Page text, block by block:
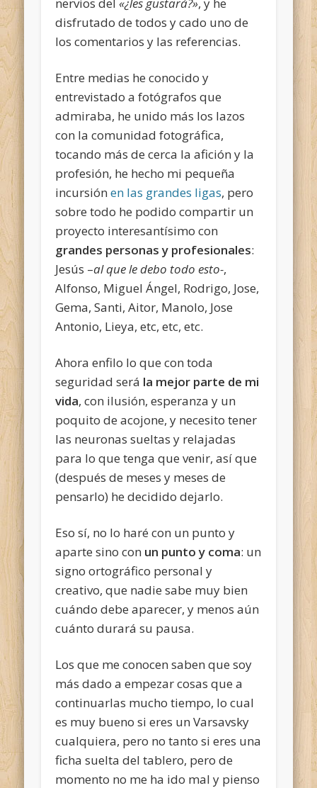
disfrutado de todos y cado uno de
los comentarios y las referencias.
Entre medias he conocido y
entrevistado a fotógrafos que
admiraba, he unido más los lazos
con la comunidad fotográfica,
tocando más de cerca la afición y la
profesión, he hecho mi pequeña
incursiónen las grandes ligas, pero
sobre todo he podido compartir un
proyecto interesantísimo con
grandes personas y profesionales:
Jesús –al que le debo todo esto-,
Alfonso, Miguel Ángel, Rodrigo, Jose,
Gema, Santi, Aitor, Manolo, Jose
Antonio, Lieya, etc, etc, etc.
Ahora enfilo lo que con toda
seguridad será la mejor parte de mi
vida, con ilusión, esperanza y un
poquito de acojone, y necesito tener
las neuronas sueltas y relajadas
para lo que tenga que venir, así que
(después de meses y meses de
pensarlo) he decidido dejarlo.
Eso sí, no lo haré con un punto y
aparte sino con un punto y coma: un
signo ortográfico personal y
creativo, que nadie sabe muy bien
cuándo debe aparecer, y menos aún
cuánto durará su pausa.
Los que me conocen saben que soy
más dado a empezar cosas que a
continuarlas mucho tiempo, lo cual
es muy bueno si eres un Varsavsky
cualquiera, pero no tanto si eres una
ficha suelta del tablero, pero de
momento no me ha ido mal y pienso